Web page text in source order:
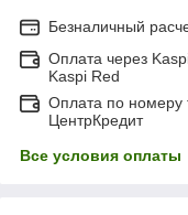
Безналичный
Оплата через
Kaspi Red
Оплата по номеру
ЦентрКредит
Все условия оплаты